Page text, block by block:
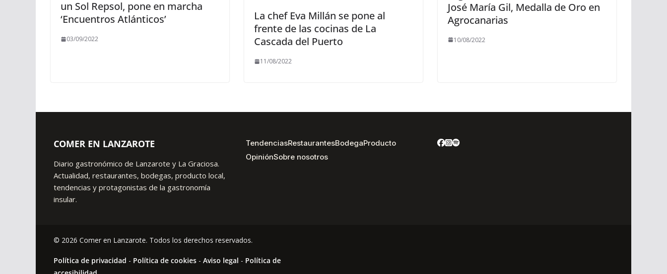
un Sol Repsol, pone en marcha
‘Encuentros Atlánticos’
03/09/2022
La chef Eva Millán se pone al
frente de las cocinas de La
Cascada del Puerto
11/08/2022
José María Gil, Medalla de Oro en
Agrocanarias
10/08/2022
COMER EN LANZAROTE
Diario gastronómico de Lanzarote y La Graciosa.
Actualidad, restaurantes, bodegas, producto local,
tendencias y protagonistas de la gastronomía
insular.
TendenciasRestaurantesBodegaProducto
OpiniónSobre nosotros
© 2026 Comer en Lanzarote. Todos los derechos reservados.
Política de privacidad - Política de cookies - Aviso legal - Política de